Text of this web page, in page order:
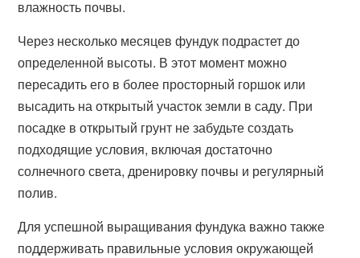
влажность почвы.
Через несколько месяцев фундук подрастет до
определенной высоты. В этот момент можно
пересадить его в более просторный горшок или
высадить на открытый участок земли в саду. При
посадке в открытый грунт не забудьте создать
подходящие условия, включая достаточно
солнечного света, дренировку почвы и регулярный
полив.
Для успешной выращивания фундука важно также
поддерживать правильные условия окружающей